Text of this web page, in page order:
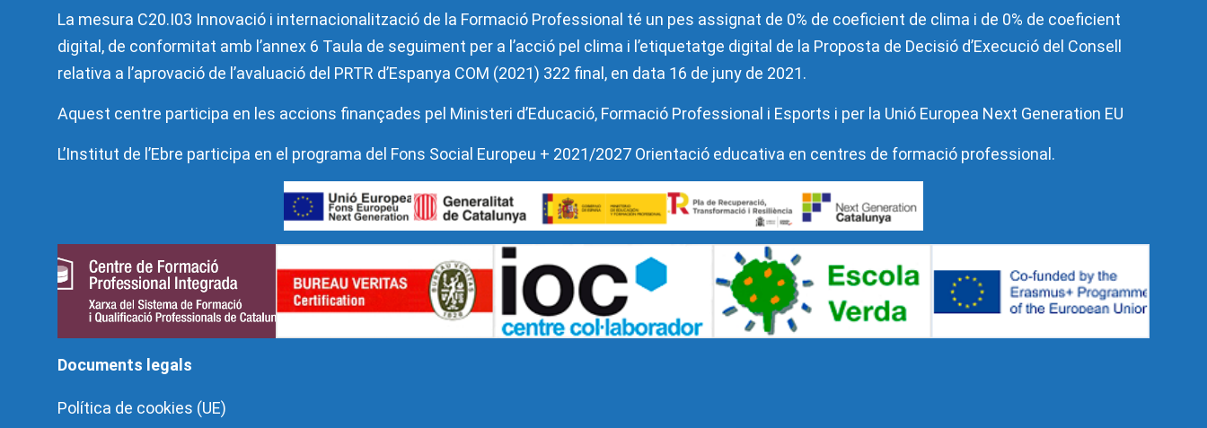
La mesura C20.I03 Innovació i internacionalització de la Formació Professional té un pes assignat de 0% de coeficient de clima i de 0% de coeficient
digital, de conformitat amb l’annex 6 Taula de seguiment per a l’acció pel clima i l’etiquetatge digital de la Proposta de Decisió d’Execució del Consell
relativa a l’aprovació de l’avaluació del PRTR d’Espanya COM (2021) 322 final, en data 16 de juny de 2021.
Aquest centre participa en les accions finançades pel Ministeri d’Educació, Formació Professional i Esports i per la Unió Europea Next Generation EU
L’Institut de l’Ebre participa en el programa del Fons Social Europeu + 2021/2027 Orientació educativa en centres de formació professional.
Documents legals
Política de cookies (UE)